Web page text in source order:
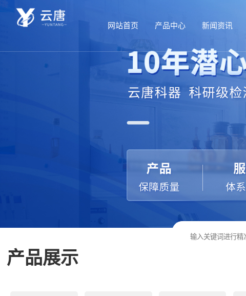
网站首页 产品中心 新闻资讯
产品展示